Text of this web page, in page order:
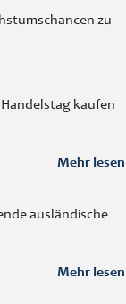
zu
kaufen
Mehr lesen
ausländische
Mehr lesen